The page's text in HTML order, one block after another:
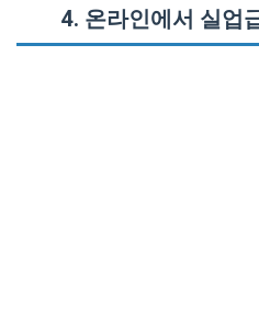
4. 온라인에서 실업